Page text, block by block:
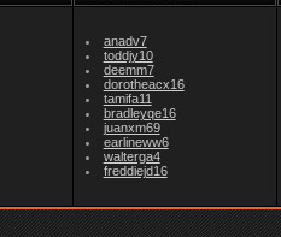
anadv7
toddjy10
deemm7
dorotheacx16
tamifa11
bradleyqe16
juanxm69
earlineww6
walterga4
freddiejd16